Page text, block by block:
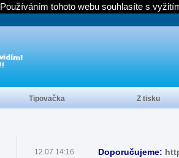
12.07 14:16 Doporučujeme:
Tipovačka Z tisku
Používáním tohoto webu souhlasíte s